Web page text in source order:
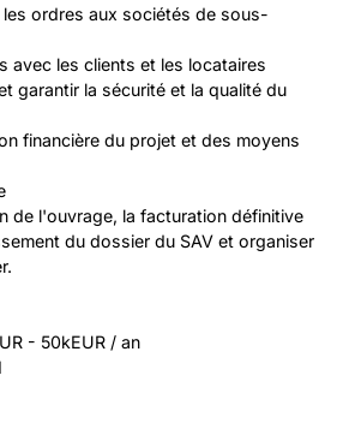
ordres aux sociétés de sous-
avec les clients et les locataires
garantir la sécurité et la qualité du
financière du projet et des moyens
de l'ouvrage, la facturation définitive
du dossier du SAV et organiser
- 50kEUR / an